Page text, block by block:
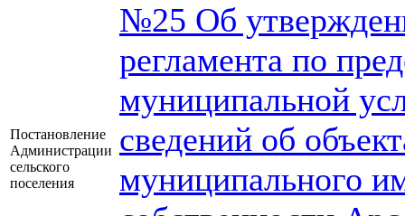
Постановление
Администрации
сельского
поселения
№25 Об
регламента по
муниципальной
сведений об
муниципального